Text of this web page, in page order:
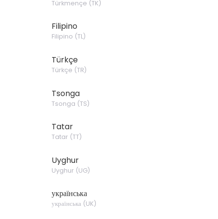
Türkmençe (TK)
Filipino
Filipino (TL)
Türkçe
Türkçe (TR)
Tsonga
Tsonga (TS)
Tatar
Tatar (TT)
Uyghur
Uyghur (UG)
українська
українська (UK)